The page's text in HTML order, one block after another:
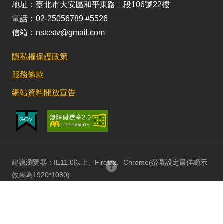
地址：臺北市大安區和平東路二段106號22樓
電話：02-25056789 #5526
信箱：nstcstv@gmail.com
隱私權保護政策
服務條款
網站資料開放宣告
建議瀏覽器：IE11.0以上、Firefox、Chrome(螢幕設定最佳顯示
效果為1920*1080)
回頂部